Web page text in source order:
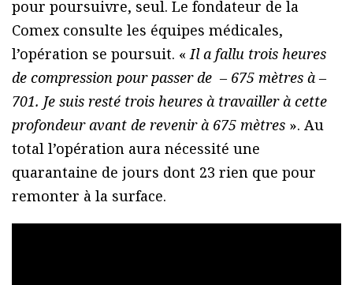
pour poursuivre, seul. Le fondateur de la
Comex consulte les équipes médicales,
l’opération se poursuit. « Il a fallu trois heures
de compression pour passer de – 675 mètres à –
701. Je suis resté trois heures à travailler à cette
profondeur avant de revenir à 675 mètres ». Au
total l’opération aura nécessité une
quarantaine de jours dont 23 rien que pour
remonter à la surface.